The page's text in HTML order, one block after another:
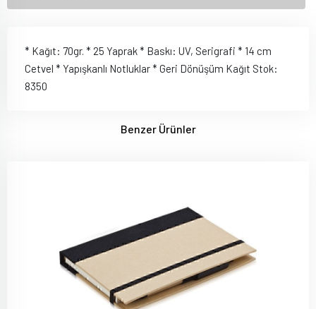
* Kağıt: 70gr. * 25 Yaprak * Baskı: UV, Serigrafi * 14 cm
Cetvel * Yapışkanlı Notluklar * Geri Dönüşüm Kağıt Stok:
8350
Benzer Ürünler